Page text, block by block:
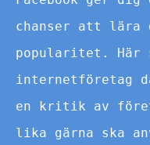
chanser att lära
popularitet.
internetföretag
en kritik av
lika gärna ska